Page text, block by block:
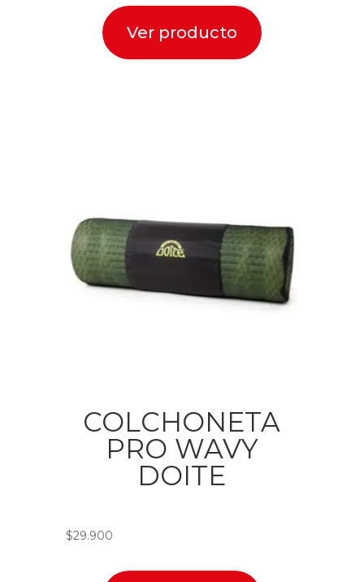
Ver producto
COLCHONETA
PRO WAVY
DOITE
$29.900